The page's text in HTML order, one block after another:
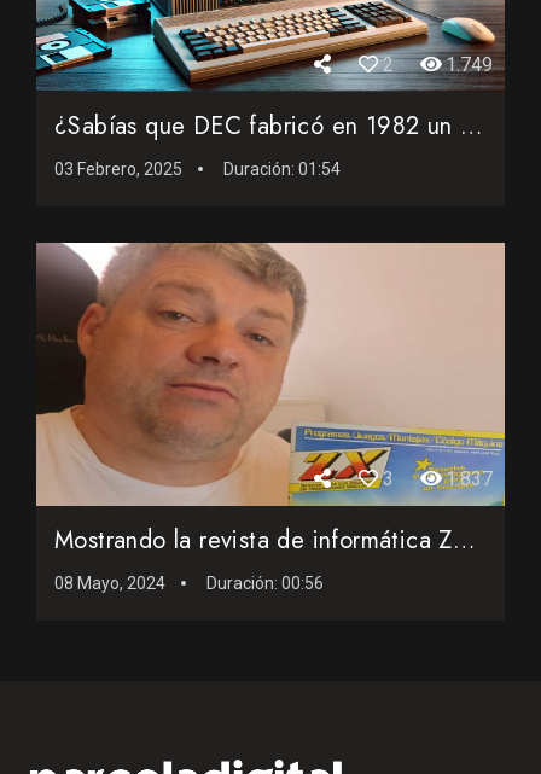
2 1.749
¿Sabías que DEC fabricó en 1982 un PC que combinó un In...
03 Febrero, 2025 Duración: 01:54
3 1.837
Mostrando la revista de informática ZX de agosto de 1985
08 Mayo, 2024 Duración: 00:56